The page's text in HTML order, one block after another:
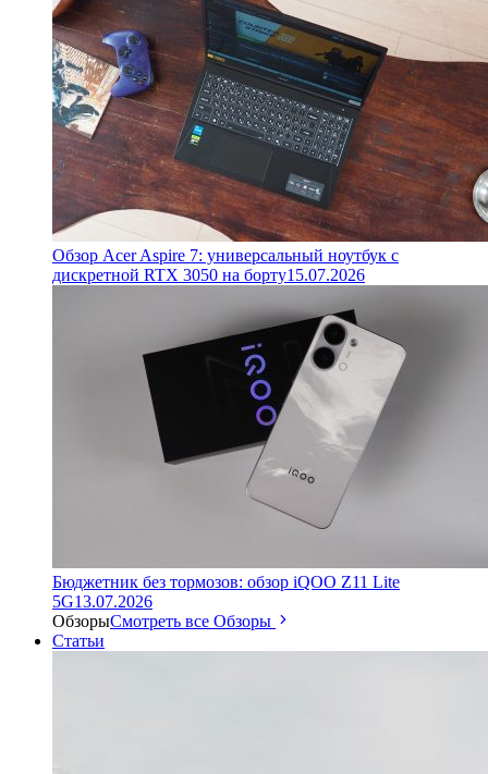
Обзор Acer Aspire 7: универсальный ноутбук с
дискретной RTX 3050 на борту15.07.2026
Бюджетник без тормозов: обзор iQOO Z11 Lite
5G13.07.2026
ОбзорыСмотреть все Обзоры
Статьи